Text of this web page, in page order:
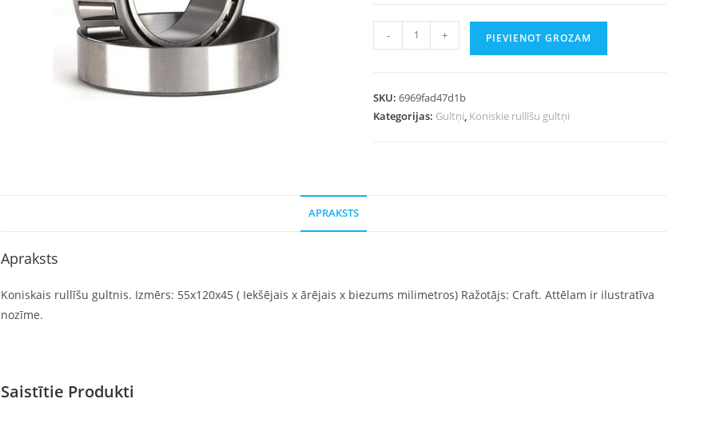
- + PIEVIENOT GROZAM
SKU:6969fad47d1b
Kategorijas: Gultņi, Koniskie rullīšu gultņi
APRAKSTS
Apraksts
Koniskais rullīšu gultnis. Izmērs: 55x120x45 ( Iekšējais x ārējais x biezums milimetros) Ražotājs: Craft. Attēlam ir ilustratīva
nozīme.
Saistītie Produkti